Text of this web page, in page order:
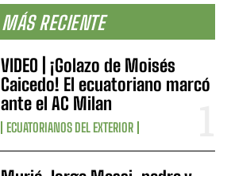
MÁS RECIENTE
VIDEO | ¡Golazo de Moisés
Caicedo! El ecuatoriano marcó
ante el AC Milan
ECUATORIANOS DEL EXTERIOR